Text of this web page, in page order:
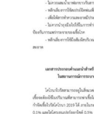
บวกบัววิวรีสอร์ท
บ้านกังหัน @ ปัวคอทเทจ
บ้านต้นคูณ
บ้านนาโฮมสเตย์
บ้านปัว ปลายนา